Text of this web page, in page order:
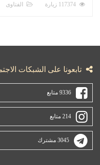
الفتاوى
تابعونا على الشبكات
9336 متابع
214 متابع
3045 مشترك